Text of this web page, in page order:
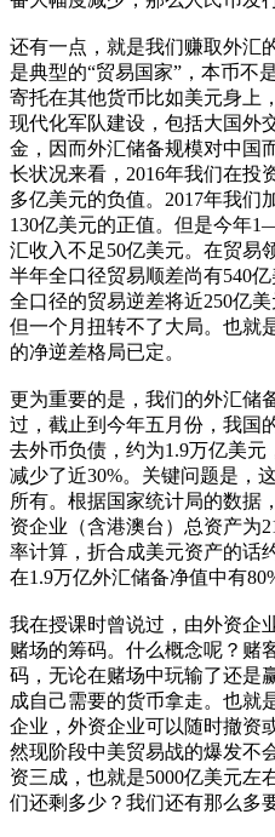
还有一点，就是我们赚取外汇
是典型的“贸易国家”，本币不
寄托在其他货币比如美元身上
现代化军队建设，包括大国外
金，因而外汇储备规模对中国
长状况来看，2016年我们在投
多亿美元的负值。2017年我们
130亿美元的正值。但是今年
汇收入不足50亿美元。在贸易
半年全口径贸易顺差尚有540
全口径的贸易逆差将近250亿
但一个月扭转不了大局。也就
的净逆差格局已定。
更为重要的是，我们的外汇储
过，截止到今年五月份，我国
去外币负债，约为1.9万亿美元
减少了近30%。关键问题是，
所有。根据国家统计局的数据
资企业（含港澳台）总资产为
率计算，折合成美元资产的话
在1.9万亿外汇储备净值中有
我在授课时曾说过，由外资企
赌场的筹码。什么概念呢？赌
码，无论在赌场中玩输了还是
成自己需要的货币拿走。也就
企业，外资企业可以随时撤资
然现阶段中美贸易战的爆发不
资三成，也就是5000亿美元左
们还剩多少？我们还有那么多